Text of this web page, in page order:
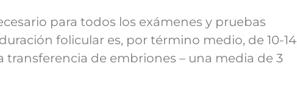
para todos los exámenes y pruebas
folicular es, por término medio, de 10-14
transferencia de embriones – una media de 3